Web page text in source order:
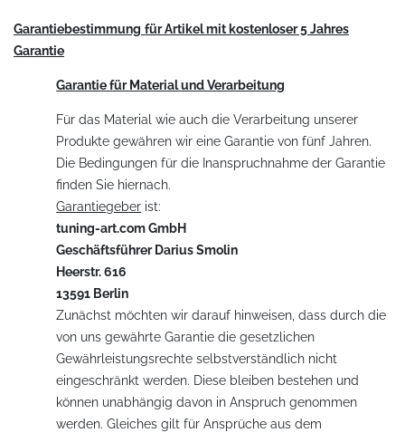
Garantiebestimmung für Artikel mit kostenloser 5 Jahres
Garantie
Garantie für Material und Verarbeitung
Für das Material wie auch die Verarbeitung unserer
Produkte gewähren wir eine Garantie von fünf Jahren.
Die Bedingungen für die Inanspruchnahme der Garantie
finden Sie hiernach.
Garantiegeber ist:
tuning-art.com GmbH
Geschäftsführer Darius Smolin
Heerstr. 616
13591 Berlin
Zunächst möchten wir darauf hinweisen, dass durch die
von uns gewährte Garantie die gesetzlichen
Gewährleistungsrechte selbstverständlich nicht
eingeschränkt werden. Diese bleiben bestehen und
können unabhängig davon in Anspruch genommen
werden. Gleiches gilt für Ansprüche aus dem